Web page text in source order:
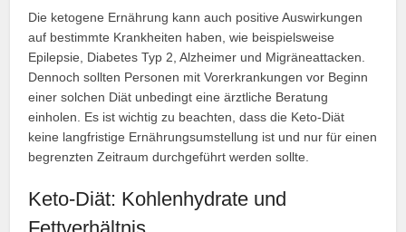
Die ketogene Ernährung kann auch positive Auswirkungen
auf bestimmte Krankheiten haben, wie beispielsweise
Epilepsie, Diabetes Typ 2, Alzheimer und Migräneattacken.
Dennoch sollten Personen mit Vorerkrankungen vor Beginn
einer solchen Diät unbedingt eine ärztliche Beratung
einholen. Es ist wichtig zu beachten, dass die Keto-Diät
keine langfristige Ernährungsumstellung ist und nur für einen
begrenzten Zeitraum durchgeführt werden sollte.
Keto-Diät: Kohlenhydrate und